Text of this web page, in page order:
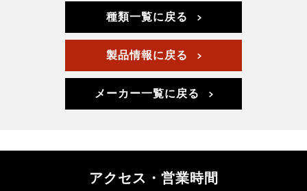
種類一覧に戻る
製品情報に戻る
メーカー一覧に戻る
アクセス・営業時間